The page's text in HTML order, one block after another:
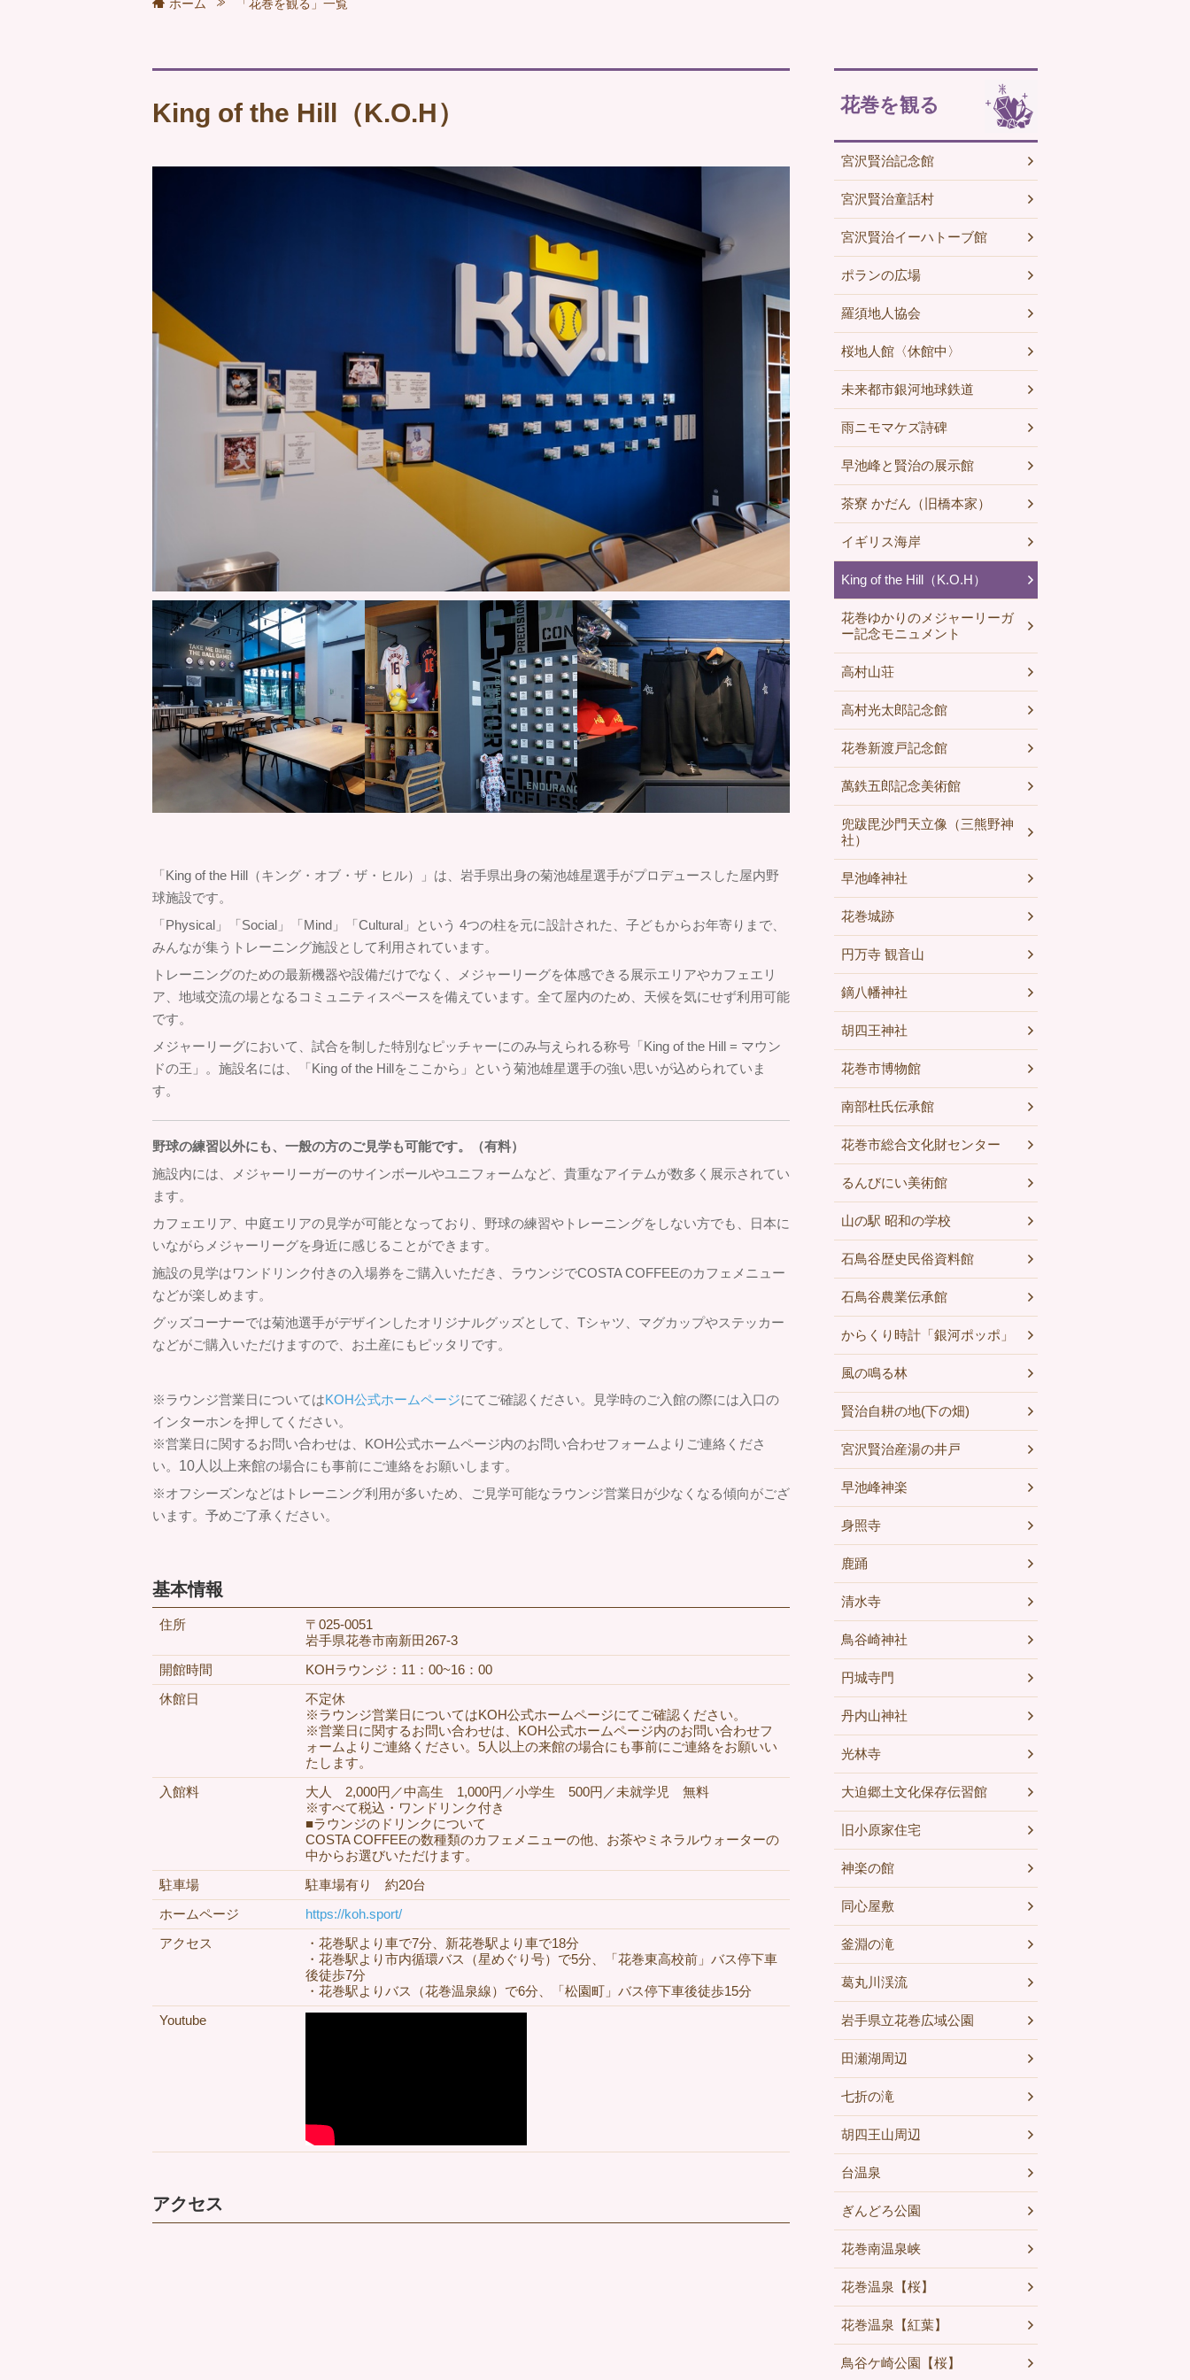
ホーム 「花巻を観る」一覧
King of the Hill（K.O.H）
「King of the Hill（キング・オブ・ザ・ヒル）」は、岩手県出身の菊池雄星選手がプロデュースした屋内野
球施設です。
「Physical」「Social」「Mind」「Cultural」という 4つの柱を元に設計された、子どもからお年寄りまで、
みんなが集うトレーニング施設として利用されています。
トレーニングのための最新機器や設備だけでなく、メジャーリーグを体感できる展示エリアやカフェエリ
ア、地域交流の場となるコミュニティスペースを備えています。全て屋内のため、天候を気にせず利用可能
です。
メジャーリーグにおいて、試合を制した特別なピッチャーにのみ与えられる称号「King of the Hill = マウン
ドの王」。施設名には、「King of the Hillをここから」という菊池雄星選手の強い思いが込められていま
す。
野球の練習以外にも、一般の方のご見学も可能です。（有料）
施設内には、メジャーリーガーのサインボールやユニフォームなど、貴重なアイテムが数多く展示されてい
ます。
カフェエリア、中庭エリアの見学が可能となっており、野球の練習やトレーニングをしない方でも、日本に
いながらメジャーリーグを身近に感じることができます。
施設の見学はワンドリンク付きの入場券をご購入いただき、ラウンジでCOSTA COFFEEのカフェメニュー
などが楽しめます。
グッズコーナーでは菊池選手がデザインしたオリジナルグッズとして、Tシャツ、マグカップやステッカー
などがご購入いただけますので、お土産にもピッタリです。
※ラウンジ営業日についてはKOH公式ホームページにてご確認ください。見学時のご入館の際には入口の
インターホンを押してください。
※営業日に関するお問い合わせは、KOH公式ホームページ内のお問い合わせフォームよりご連絡くださ
い。 10人以上来館の場合にも事前にご連絡をお願いします。
※オフシーズンなどはトレーニング利用が多いため、ご見学可能なラウンジ営業日が少なくなる傾向がござ
います。予めご了承ください。
基本情報
住所
〒025-0051
岩手県花巻市南新田267-3
開館時間
KOHラウンジ：11：00~16：00
休館日
不定休
※ラウンジ営業日についてはKOH公式ホームページにてご確認ください。
※営業日に関するお問い合わせは、KOH公式ホームページ内のお問い合わせフ
ォームよりご連絡ください。5人以上の来館の場合にも事前にご連絡をお願いい
たします。
入館料
大人 2,000円／中高生 1,000円／小学生 500円／未就学児 無料
※すべて税込・ワンドリンク付き
■ラウンジのドリンクについて
COSTA COFFEEの数種類のカフェメニューの他、お茶やミネラルウォーターの
中からお選びいただけます。
駐車場
駐車場有り 約20台
ホームページ
https://koh.sport/
アクセス
・花巻駅より車で7分、新花巻駅より車で18分
・花巻駅より市内循環バス（星めぐり号）で5分、「花巻東高校前」バス停下車
後徒歩7分
・花巻駅よりバス（花巻温泉線）で6分、「松園町」バス停下車後徒歩15分
Youtube
アクセス
花巻を観る
宮沢賢治記念館
宮沢賢治童話村
宮沢賢治イーハトーブ館
ポランの広場
羅須地人協会
桜地人館〈休館中〉
未来都市銀河地球鉄道
雨ニモマケズ詩碑
早池峰と賢治の展示館
茶寮 かだん（旧橋本家）
イギリス海岸
King of the Hill（K.O.H）
花巻ゆかりのメジャーリーガ
ー記念モニュメント
高村山荘
高村光太郎記念館
花巻新渡戸記念館
萬鉄五郎記念美術館
兜跋毘沙門天立像（三熊野神
社）
早池峰神社
花巻城跡
円万寺 観音山
鏑八幡神社
胡四王神社
花巻市博物館
南部杜氏伝承館
花巻市総合文化財センター
るんびにい美術館
山の駅 昭和の学校
石鳥谷歴史民俗資料館
石鳥谷農業伝承館
からくり時計「銀河ポッポ」
風の鳴る林
賢治自耕の地(下の畑)
宮沢賢治産湯の井戸
早池峰神楽
身照寺
鹿踊
清水寺
鳥谷崎神社
円城寺門
丹内山神社
光林寺
大迫郷土文化保存伝習館
旧小原家住宅
神楽の館
同心屋敷
釜淵の滝
葛丸川渓流
岩手県立花巻広域公園
田瀬湖周辺
七折の滝
胡四王山周辺
台温泉
ぎんどろ公園
花巻南温泉峡
花巻温泉【桜】
花巻温泉【紅葉】
鳥谷ケ崎公園【桜】